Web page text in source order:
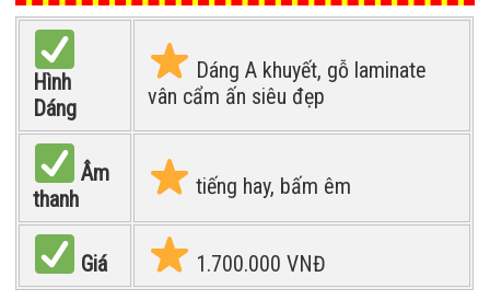
Hình
Dáng
Dáng A khuyết, gỗ laminate
vân cẩm ấn siêu đẹp
Âm
thanh
tiếng hay, bấm êm
Giá 1.700.000 VNĐ